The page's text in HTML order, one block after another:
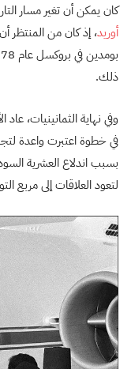
كان يمكن أن تغير مسار
أوريد، إذ كان من المنتظر
ذلك.
وفي نهاية الثمانينيات،
في خطوة اعتبرت واعدة
بسبب اندلاع العشرية
لتعود العلاقات إلى مربع